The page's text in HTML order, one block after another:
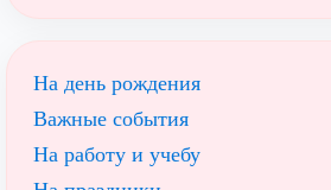
На день рождения
Важные события
На работу и учебу